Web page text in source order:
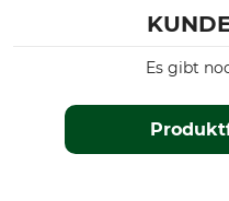
Es gibt